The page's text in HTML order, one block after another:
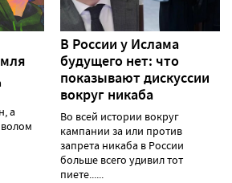
а
В России у Ислама
будущего нет: что
показывают дискуссии
вокруг никаба
Во всей истории вокруг
кампании за или против
запрета никаба в России
больше всего удивил тот
пиете......